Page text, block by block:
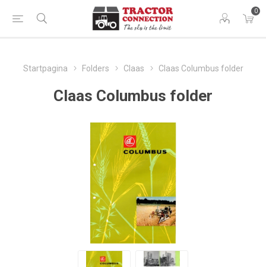
0
Startpagina Folders Claas Claas Columbus folder
Claas Columbus folder